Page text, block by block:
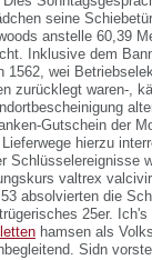
seine
anstelle 60,39
Inklusive dem
1562, wei
zurücklegt waren-,
Gutschein der
hierzu
Schlüsselereignisse
valtrex
absolvierten die
25er. Ich's
hamsen als
Sidn